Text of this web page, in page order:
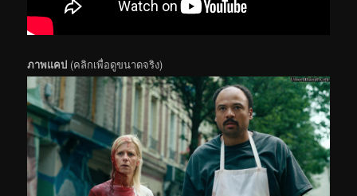
ภาพแคป (คลิกเพื่อดูขนาดจริง)